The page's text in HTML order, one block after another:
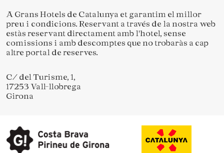
A Grans Hotels de Catalunya et garantim el millor
preu i condicions. Reservant a través de la nostra web
estàs reservant directament amb l'hotel, sense
comissions i amb descomptes que no trobaràs a cap
altre portal de reserves.
C/ del Turisme, 1,
17253 Vall-llobrega
Girona